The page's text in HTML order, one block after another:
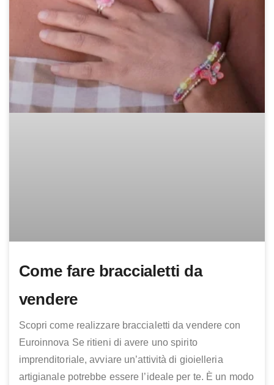
Come fare braccialetti da
vendere
Scopri come realizzare braccialetti da vendere con
Euroinnova Se ritieni di avere uno spirito
imprenditoriale, avviare un’attività di gioielleria
artigianale potrebbe essere l’ideale per te. È un modo